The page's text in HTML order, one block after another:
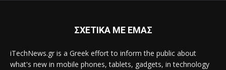
ΣΧΕΤΙΚΑ ΜΕ ΕΜΑΣ
iTechNews.gr is a Greek effort to inform the public about
what's new in mobile phones, tablets, gadgets, in technology